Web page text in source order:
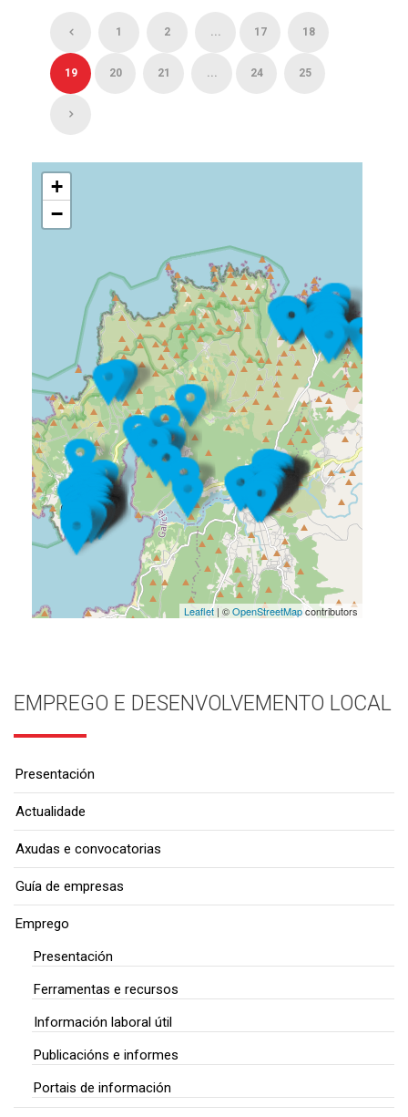
1 2 ... 17 18
19 20 21 ... 24 25
+
−
Leaflet| ©OpenStreetMapcontributors
EMPREGO E DESENVOLVEMENTO LOCAL
Presentación
Actualidade
Axudas e convocatorias
Guía de empresas
Emprego
Presentación
Ferramentas e recursos
Información laboral útil
Publicacións e informes
Portais de información